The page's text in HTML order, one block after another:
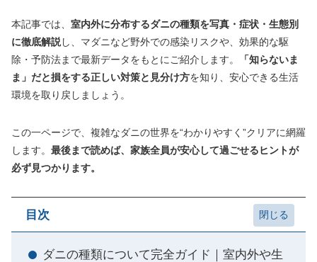
本記事では、 室内外に分布するダニの種類を写真・症状・生態別
に徹底解説し、マダニなど野外での感染リスクや、効果的な駆
除・予防法まで最新データをもとにご紹介します。
「知らないま
ま」だと損をする正しい対策と見分け方を知り、安心できる生活
環境を取り戻しましょう。
この一ページで、複雑なダニの世界を“わかりやすく”クリアに網羅
します。 最後まで読めば、家族全員が安心して過ごせるヒントが
必ず見つかります。
目次
ダニの種類について完全ガイド｜室内外や生